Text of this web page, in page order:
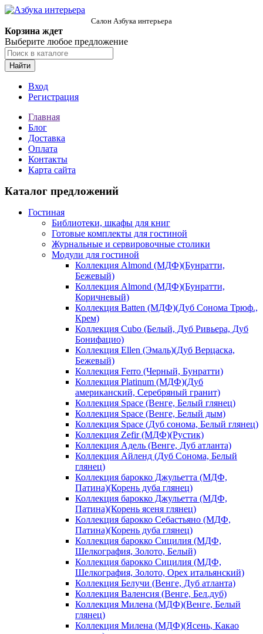
Салон Азбука интерьера
Корзина ждет
Выберите любое предложение
Найти
Вход
Регистрация
Главная
Блог
Доставка
Оплата
Контакты
Карта сайта
Каталог предложений
Гостиная
Библиотеки, шкафы для книг
Готовые комплекты для гостиной
Журнальные и сервировочные столики
Модули для гостиной
Коллекция Almond (МДФ)(Бунратти,
Бежевый)
Коллекция Almond (МДФ)(Бунратти,
Коричневый)
Коллекция Batten (МДФ)(Дуб Сонома Трюф.,
Крем)
Коллекция Cubo (Белый, Дуб Ривьера, Дуб
Бонифацио)
Коллекция Ellen (Эмаль)(Дуб Верцаска,
Бежевый)
Коллекция Ferro (Черный, Бунратти)
Коллекция Platinum (МДФ)(Дуб
американский, Серебряный гранит)
Коллекция Space (Венге, Белый глянец)
Коллекция Space (Венге, Белый дым)
Коллекция Space (Дуб сонома, Белый глянец)
Коллекция Zefir (МДФ)(Рустик)
Коллекция Адель (Венге, Дуб атланта)
Коллекция Айленд (Дуб Сонома, Белый
глянец)
Коллекция барокко Джульетта (МДФ,
Патина)(Корень дуба глянец)
Коллекция барокко Джульетта (МДФ,
Патина)(Корень ясеня глянец)
Коллекция барокко Себастьяно (МДФ,
Патина)(Корень дуба глянец)
Коллекция барокко Сицилия (МДФ,
Шелкография, Золото, Белый)
Коллекция барокко Сицилия (МДФ,
Шелкография, Золото, Орех итальянский)
Коллекция Белучи (Венге, Дуб атланта)
Коллекция Валенсия (Венге, Бел.дуб)
Коллекция Милена (МДФ)(Венге, Белый
глянец)
Коллекция Милена (МДФ)(Ясень, Какао